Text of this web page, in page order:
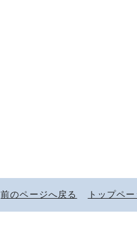
前のページへ戻る トップペ